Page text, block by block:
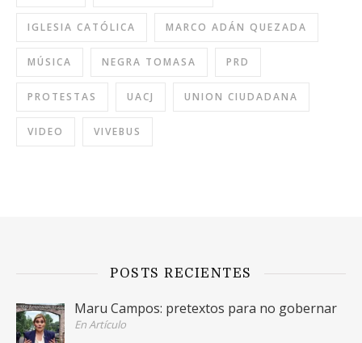
IGLESIA CATÓLICA MARCO ADÁN QUEZADA
MÚSICA NEGRA TOMASA PRD
PROTESTAS UACJ UNION CIUDADANA
VIDEO VIVEBUS
POSTS RECIENTES
Maru Campos: pretextos para no gobernar
En Artículo